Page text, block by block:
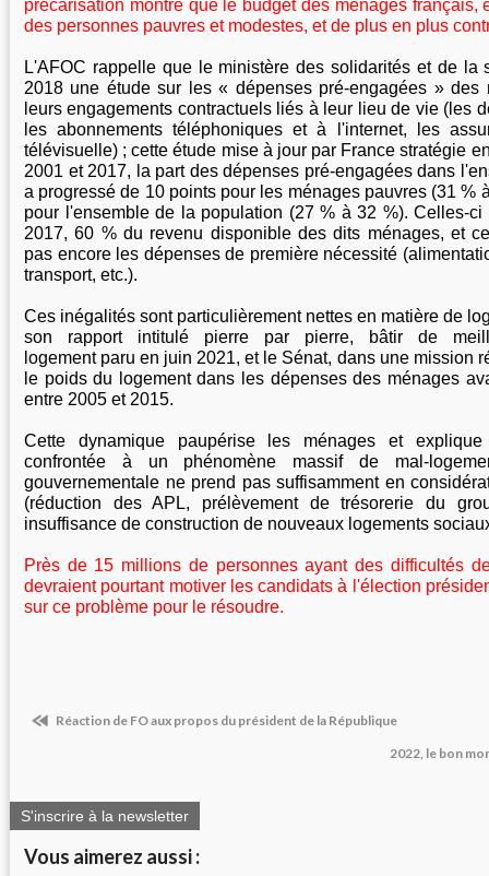
précarisation montre que le budget des ménages français,
des personnes pauvres et modestes, et de plus en plus
L'AFOC rappelle que le ministère des solidarités et de la
2018 une étude sur les « dépenses pré-engagées » des
leurs engagements contractuels liés à leur lieu de vie (les
les abonnements téléphoniques et à l'internet, les
télévisuelle) ; cette étude mise à jour par France stratégie
2001 et 2017, la part des dépenses pré-engagées dans
a progressé de 10 points pour les ménages pauvres (31 %
pour l'ensemble de la population (27 % à 32 %). Celles-ci
2017, 60 % du revenu disponible des dits ménages, et
pas encore les dépenses de première nécessité
transport, etc.).
Ces inégalités sont particulièrement nettes en matière de
son rapport intitulé pierre par pierre, bâtir de
logement paru en juin 2021, et le Sénat, dans une mission
le poids du logement dans les dépenses des ménages
entre 2005 et 2015.
Cette dynamique paupérise les ménages et
confrontée à un phénomène massif de mal-
gouvernementale ne prend pas suffisamment en
(réduction des APL, prélèvement de trésorerie du
insuffisance de construction de nouveaux logements
Près de 15 millions de personnes ayant des difficultés
devraient pourtant motiver les candidats à l'élection
sur ce problème pour le résoudre.
Réaction de FO aux propos du président de la République
2022, le bon
S'inscrire à la newsletter
Vous aimerez aussi :